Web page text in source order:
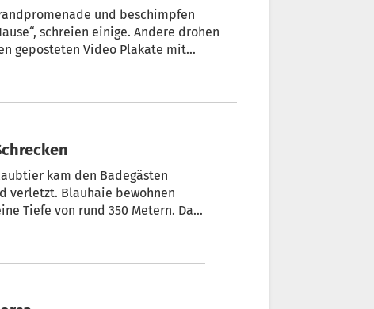
und beschimpfen
schreien einige. Andere drohen
geposteten Video Plakate mit
kam den Badegästen
verletzt. Blauhaie bewohnen
Tiefe von rund 350 Metern. Das